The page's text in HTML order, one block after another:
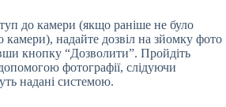
до камери (якщо раніше не було
камери), надайте дозвіл на зйомку фото
кнопку “Дозволити”. Пройдіть
фотографії, слідуючи
надані системою.